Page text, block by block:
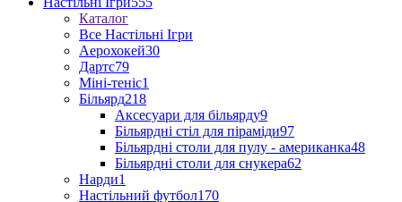
Каталог
Все Настільні Ігри
Аерохокей30
Дартс79
Міні-теніс1
Більярд218
Аксесуари для більярду9
Більярдні стіл для піраміди97
Більярдні столи для пулу - американка48
Більярдні столи для снукера62
Нарди1
Настільний футбол170